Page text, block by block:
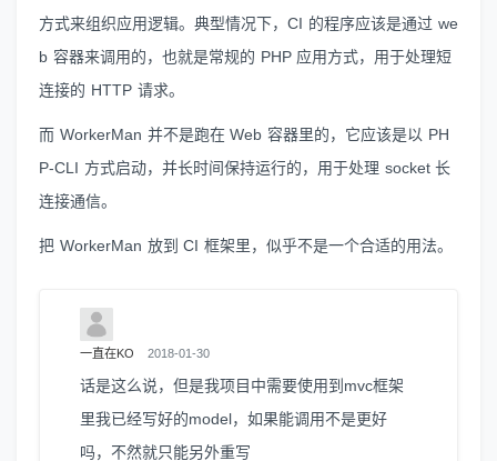
方式来组织应用逻辑。典型情况下，CI 的程序应该是通过 we
b 容器来调用的，也就是常规的 PHP 应用方式，用于处理短
连接的 HTTP 请求。
而 WorkerMan 并不是跑在 Web 容器里的，它应该是以 PH
P-CLI 方式启动，并长时间保持运行的，用于处理 socket 长
连接通信。
把 WorkerMan 放到 CI 框架里，似乎不是一个合适的用法。
一直在KO 2018-01-30
话是这么说，但是我项目中需要使用到mvc框架
里我已经写好的model，如果能调用不是更好
吗，不然就只能另外重写